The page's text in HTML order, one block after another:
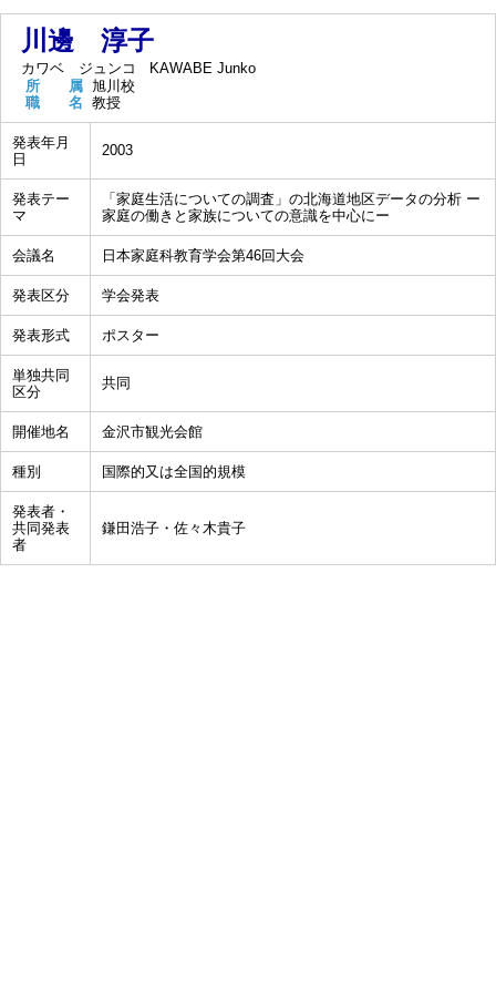
川邊 淳子
カワベ ジュンコ
KAWABE Junko
所 属 旭川校
職 名 教授
発表年月
日
2003
発表テー
マ
「家庭生活についての調査」の北海道地区データの分析 ー
家庭の働きと家族についての意識を中心にー
会議名 日本家庭科教育学会第46回大会
発表区分 学会発表
発表形式 ポスター
単独共同
区分
共同
開催地名 金沢市観光会館
種別 国際的又は全国的規模
発表者・
共同発表
者
鎌田浩子・佐々木貴子